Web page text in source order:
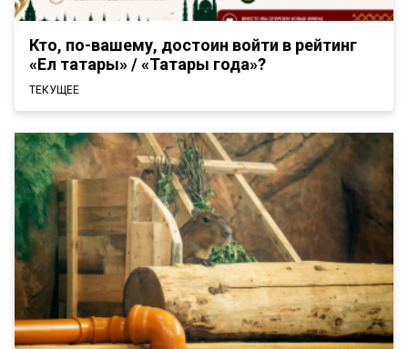
Кто, по-вашему, достоин войти в рейтинг
«Ел татары» / «Татары года»?
ТЕКУЩЕЕ